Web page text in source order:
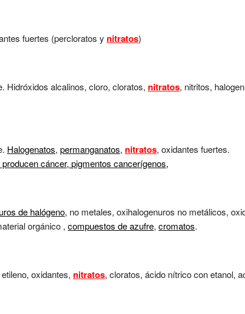
fuertes (percloratos y nitratos)
Hidróxidos alcalinos, cloro, cloratos, nitratos, nitritos,
Halogenatos, permanganatos, nitratos, oxidantes fuertes.
cáncer, pigmentos cancerígenos,
de halógeno, no metales, oxihalogenuros no metálicos,
orgánico , compuestos de azufre, cromatos.
oxidantes, nitratos, cloratos, ácido nítrico con etanol,